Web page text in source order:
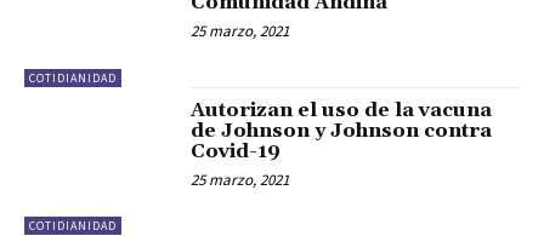
COTIDIANIDAD
25 marzo, 2021
COTIDIANIDAD
Autorizan el uso de la vacuna
de Johnson y Johnson contra
Covid-19
25 marzo, 2021